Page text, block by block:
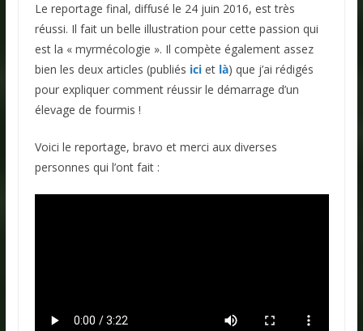
Le reportage final, diffusé le 24 juin 2016, est très
réussi. Il fait un belle illustration pour cette passion qui
est la « myrmécologie ». Il compète également assez
bien les deux articles (publiés iciet là) que j’ai rédigés
pour expliquer comment réussir le démarrage d’un
élevage de fourmis !
Voici le reportage, bravo et merci aux diverses
personnes qui l’ont fait :